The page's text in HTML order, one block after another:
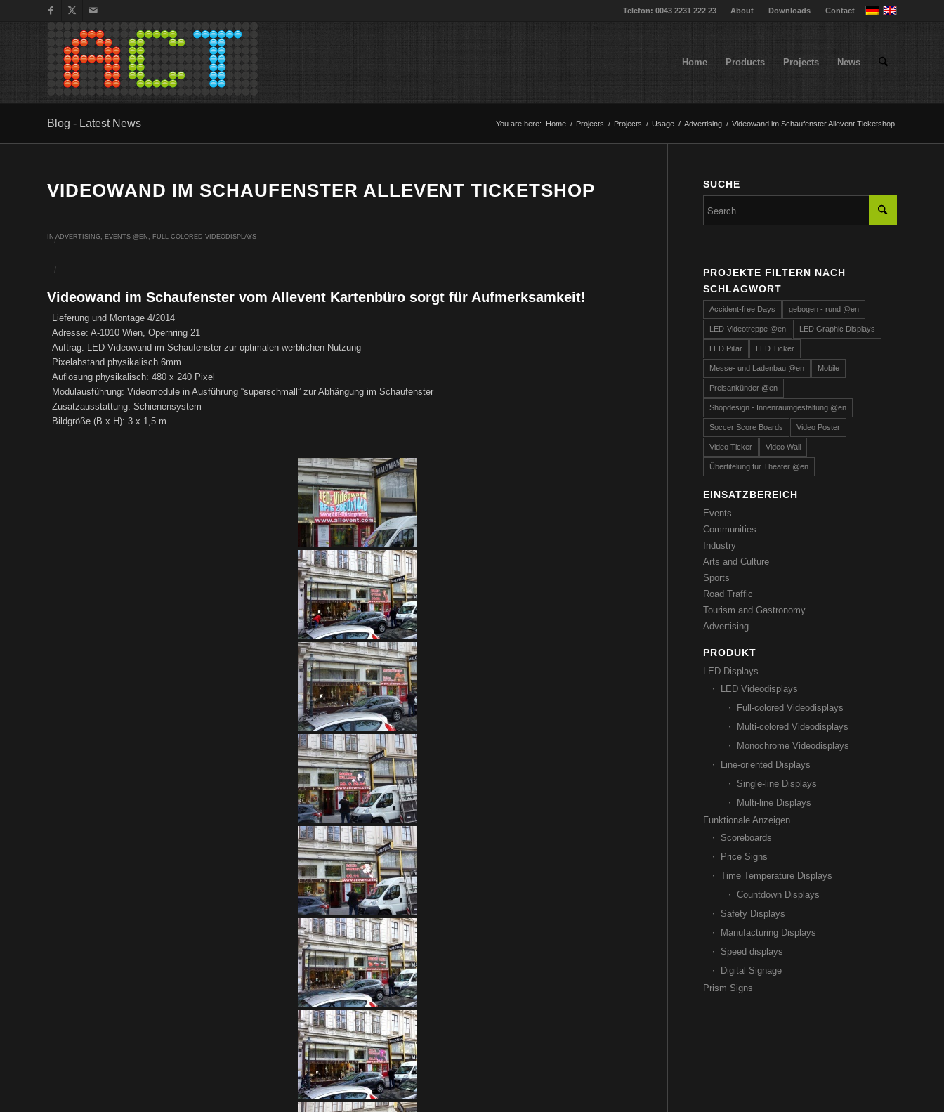
About Downloads Contact
Telefon: 0043 2231 222 23
Home Products Projects News
Blog - Latest News You are here: Home / Projects / Projects / Usage / Advertising / Videowand im Schaufenster Allevent Ticketshop
VIDEOWAND IM SCHAUFENSTER ALLEVENT TICKETSHOP
/
IN ADVERTISING, EVENTS @EN , FULL-COLORED VIDEODISPLAYS
/
Videowand im Schaufenster vom Allevent Kartenbüro sorgt für Aufmerksamkeit!
Lieferung und Montage 4/2014
Adresse: A-1010 Wien, Opernring 21
Auftrag: LED Videowand im Schaufenster zur optimalen werblichen Nutzung
Pixelabstand physikalisch 6mm
Auflösung physikalisch: 480 x 240 Pixel
Modulausführung: Videomodule in Ausführung “superschmall” zur Abhängung im Schaufenster
Zusatzausstattung: Schienensystem
Bildgröße (B x H): 3 x 1,5 m
SUCHE
PROJEKTE FILTERN NACH
SCHLAGWORT
Accident-free Days gebogen - rund @en
LED-Videotreppe @en LED Graphic Displays
LED Pillar LED Ticker
Messe- und Ladenbau @en Mobile
Preisankünder @en
Shopdesign - Innenraumgestaltung @en
Soccer Score Boards Video Poster
Video Ticker Video Wall
Übertitelung für Theater @en
EINSATZBEREICH
Events
Communities
Industry
Arts and Culture
Sports
Road Traffic
Tourism and Gastronomy
Advertising
PRODUKT
LED Displays
LED Videodisplays
Full-colored Videodisplays
Multi-colored Videodisplays
Monochrome Videodisplays
Line-oriented Displays
Single-line Displays
Multi-line Displays
Funktionale Anzeigen
Scoreboards
Price Signs
Time Temperature Displays
Countdown Displays
Safety Displays
Manufacturing Displays
Speed displays
Digital Signage
Prism Signs